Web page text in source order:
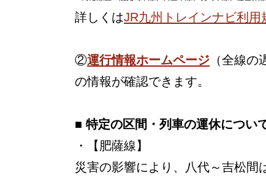
詳しくはJR九州トレインナビ利用
②運行情報ホームページ （全線
の情報が確認できます。
■ 特定の区間・列車の運休につい
・【肥薩線】
災害の影響により、八代～吉松間